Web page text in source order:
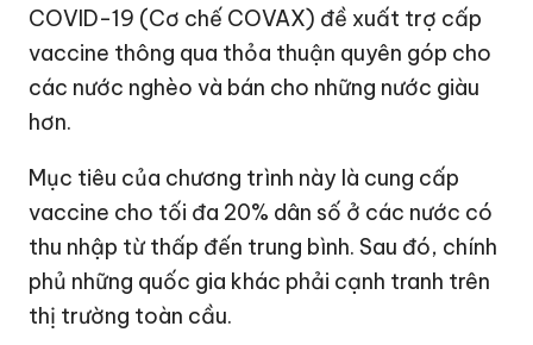
COVID-19 (Cơ chế COVAX) đề xuất trợ cấp
vaccine thông qua thỏa thuận quyên góp cho
các nước nghèo và bán cho những nước giàu
hơn.
Mục tiêu của chương trình này là cung cấp
vaccine cho tối đa 20% dân số ở các nước có
thu nhập từ thấp đến trung bình. Sau đó, chính
phủ những quốc gia khác phải cạnh tranh trên
thị trường toàn cầu.